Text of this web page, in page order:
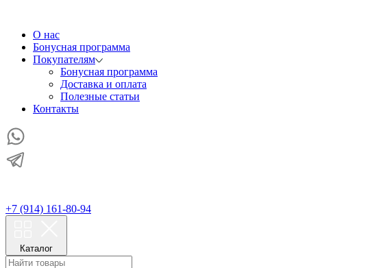
О нас
Бонусная программа
Покупателям
Бонусная программа
Доставка и оплата
Полезные статьи
Контакты
+7 (914) 161-80-94
Каталог